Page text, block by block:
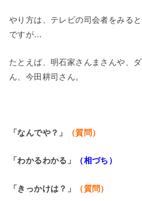
やり方は、テレビの司会者をみる
ですが…
たとえば、明石家さんまさんや、
ん、今田耕司さん。
「なんでや？」 （質問）
「わかるわかる」 （相づち）
「きっかけは？」 （質問）